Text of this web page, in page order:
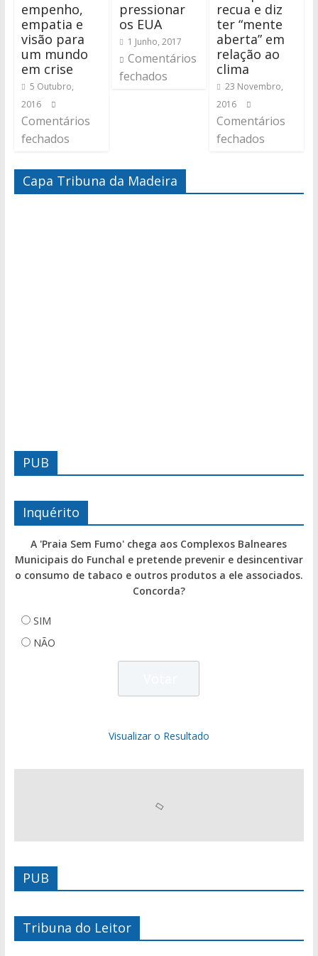
empenho,
empatia e
visão para
um mundo
em crise
5 Outubro,
2016
Comentários
fechados
pressionar
os EUA
1 Junho, 2017
Comentários
fechados
recua e diz
ter “mente
aberta” em
relação ao
clima
23 Novembro,
2016
Comentários
fechados
Capa Tribuna da Madeira
PUB
Inquérito
A 'Praia Sem Fumo' chega aos Complexos Balneares
Municipais do Funchal e pretende prevenir e desincentivar
o consumo de tabaco e outros produtos a ele associados.
Concorda?
SIM
NÃO
Visualizar o Resultado
PUB
Tribuna do Leitor